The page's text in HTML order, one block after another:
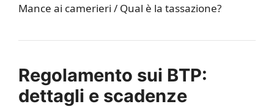
Mance ai camerieri / Qual è la tassazione?
Regolamento sui BTP:
dettagli e scadenze